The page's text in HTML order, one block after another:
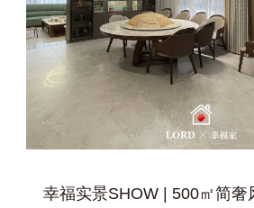
幸福实景SHOW | 500㎡简奢